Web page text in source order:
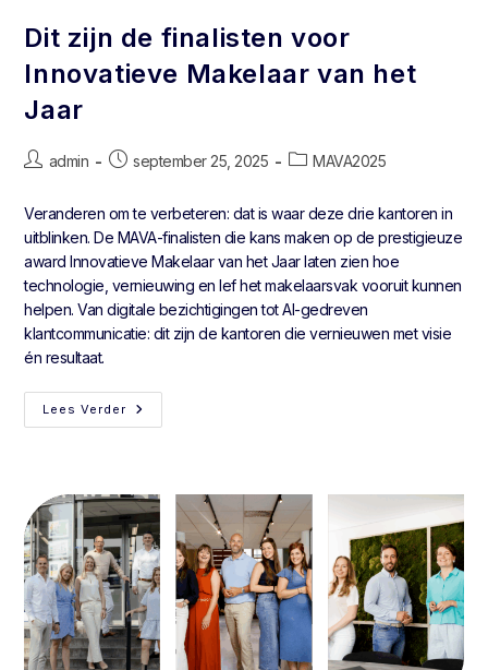
Dit zijn de finalisten voor
Innovatieve Makelaar van het
Jaar
admin september 25, 2025 MAVA2025
Veranderen om te verbeteren: dat is waar deze drie kantoren in
uitblinken. De MAVA-finalisten die kans maken op de prestigieuze
award Innovatieve Makelaar van het Jaar laten zien hoe
technologie, vernieuwing en lef het makelaarsvak vooruit kunnen
helpen. Van digitale bezichtigingen tot AI-gedreven
klantcommunicatie: dit zijn de kantoren die vernieuwen met visie
én resultaat.
Lees Verder